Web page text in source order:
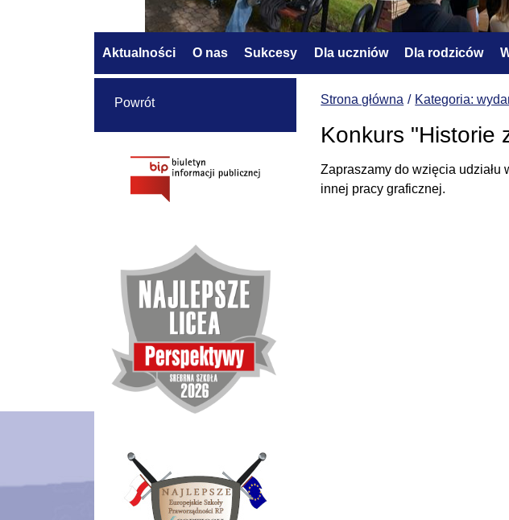
Aktualności O nas Sukcesy Dla uczniów Dla rodziców
Strona główna Kategoria:
Konkurs "Historie
Zapraszamy do wzięcia udziału
innej pracy graficznej.
Powrót